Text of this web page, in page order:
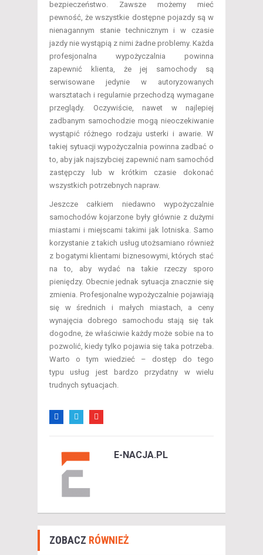
bezpieczeństwo. Zawsze możemy mieć
pewność, że wszystkie dostępne pojazdy są w
nienagannym stanie technicznym i w czasie
jazdy nie wystąpią z nimi żadne problemy. Każda
profesjonalna wypożyczalnia powinna
zapewnić klienta, że jej samochody są
serwisowane jedynie w autoryzowanych
warsztatach i regularnie przechodzą wymagane
przeglądy. Oczywiście, nawet w najlepiej
zadbanym samochodzie mogą nieoczekiwanie
wystąpić różnego rodzaju usterki i awarie. W
takiej sytuacji wypożyczalnia powinna zadbać o
to, aby jak najszybciej zapewnić nam samochód
zastępczy lub w krótkim czasie dokonać
wszystkich potrzebnych napraw.
Jeszcze całkiem niedawno wypożyczalnie
samochodów kojarzone były głównie z dużymi
miastami i miejscami takimi jak lotniska. Samo
korzystanie z takich usług utożsamiano również
z bogatymi klientami biznesowymi, których stać
na to, aby wydać na takie rzeczy sporo
pieniędzy. Obecnie jednak sytuacja znacznie się
zmienia. Profesjonalne wypożyczalnie pojawiają
się w średnich i małych miastach, a ceny
wynajęcia dobrego samochodu stają się tak
dogodne, że właściwie każdy może sobie na to
pozwolić, kiedy tylko pojawia się taka potrzeba.
Warto o tym wiedzieć – dostęp do tego
typu usług jest bardzo przydatny w wielu
trudnych sytuacjach.
E-NACJA.PL
ZOBACZ RÓWNIEŻ